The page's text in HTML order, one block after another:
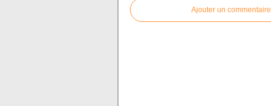
Ajouter un commentaire